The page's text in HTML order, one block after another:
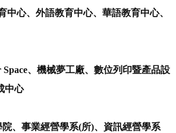
語教育中心、華語教育中心、
、機械夢工廠、數位列印暨產品設
中心
、事業經營學系(所)、資訊經營學系